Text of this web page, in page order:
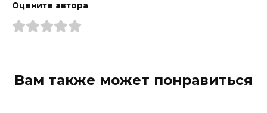
Оцените автора
Вам также может понравиться